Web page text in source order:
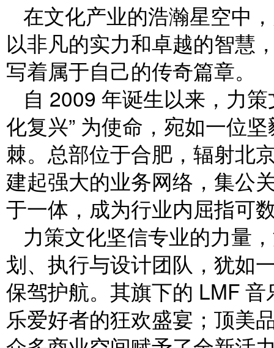
在文化产业的浩瀚星空中
以非凡的实力和卓越的智慧
写着属于自己的传奇篇章。
自 2009 年诞生以来，力
化复兴” 为使命，宛如一位
棘。总部位于合肥，辐射北
建起强大的业务网络，集公
于一体，成为行业内屈指可
力策文化坚信专业的力量
划、执行与设计团队，犹如
保驾护航。其旗下的 LMF
乐爱好者的狂欢盛宴；顶美